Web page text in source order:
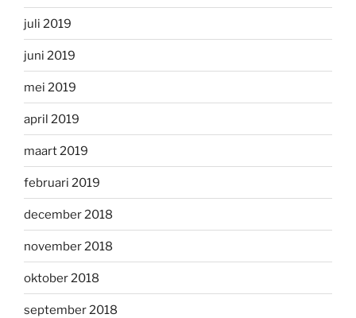
juli 2019
juni 2019
mei 2019
april 2019
maart 2019
februari 2019
december 2018
november 2018
oktober 2018
september 2018